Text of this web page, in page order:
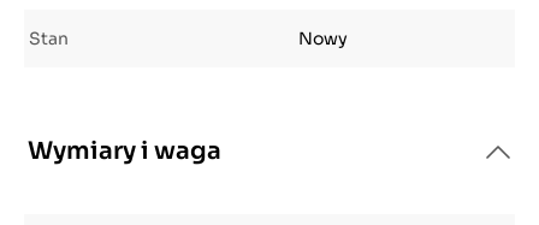
Stan Nowy
Wymiary i waga